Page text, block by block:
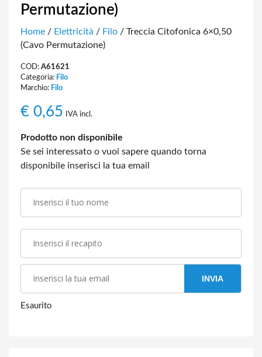
Permutazione)
Home / Elettricità / Filo / Treccia Citofonica 6×0,50
(Cavo Permutazione)
COD: A61621
Categoria: Filo
Marchio: Filo
€ 0,65 IVA incl.
Prodotto non disponibile
Se sei interessato o vuoi sapere quando torna
disponibile inserisci la tua email
INVIA
Esaurito